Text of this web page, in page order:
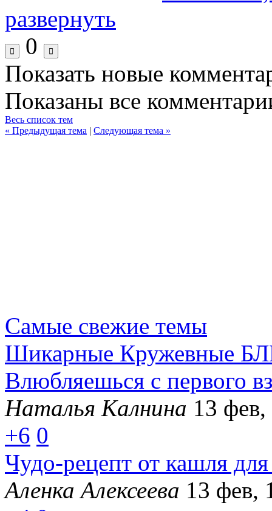
развернуть
0
Показать новые
Показаны все
Весь список тем
« Предыдущая тема | Следующая тема »
Самые свежие темы
Шикарные Кружевные
Влюбляешься с первого
Наталья Калнина 13
+6 0
Чудо-рецепт от кашля
Аленка Алексеева 13 фев,